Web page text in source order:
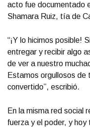
acto fue documentado
Shamara Ruiz, tía de
“¡Y lo hicimos posible!
entregar y recibir algo
de ver a nuestro
Estamos orgullosos de
convertido”, escribió.
En la misma red social
fuerza y el poder, y